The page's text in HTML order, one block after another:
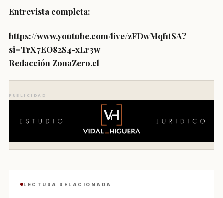
Entrevista completa:
https://www.youtube.com/live/zFDwMqf1tSA?
si=TrX7EO82S4-xLr3w
Redacción ZonaZero.cl
PUBLICIDAD
LECTURA RELACIONADA